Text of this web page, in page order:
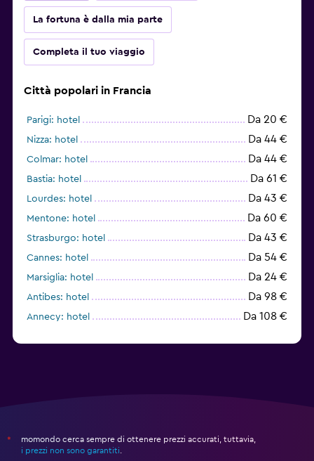
La fortuna è dalla mia parte
Completa il tuo viaggio
Città popolari in Francia
Parigi: hotel Da 20 €
Nizza: hotel Da 44 €
Colmar: hotel Da 44 €
Bastia: hotel Da 61 €
Lourdes: hotel Da 43 €
Mentone: hotel Da 60 €
Strasburgo: hotel Da 43 €
Cannes: hotel Da 54 €
Marsiglia: hotel Da 24 €
Antibes: hotel Da 98 €
Annecy: hotel Da 108 €
*
momondo cerca sempre di ottenere prezzi accurati, tuttavia,
i prezzi non sono garantiti